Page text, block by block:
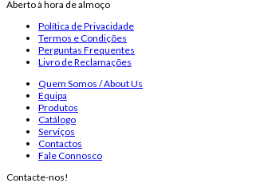
Aberto à hora de almoço
Política de Privacidade
Termos e Condições
Perguntas Frequentes
Livro de Reclamações
Quem Somos / About Us
Equipa
Produtos
Catálogo
Serviços
Contactos
Fale Connosco
Contacte-nos!